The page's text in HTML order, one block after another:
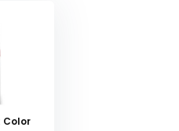
Color